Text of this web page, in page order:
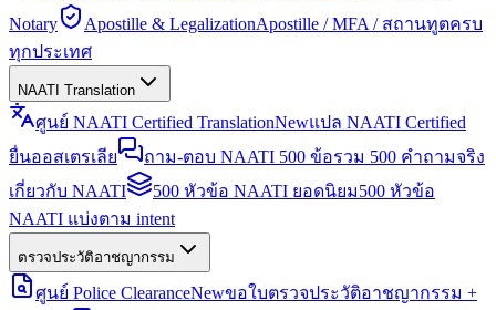
Notary
Apostille & LegalizationApostille / MFA / สถานทูตครบ
ทุกประเทศ
NAATI Translation
ศูนย์ NAATI Certified TranslationNewแปล NAATI Certified
ยื่นออสเตรเลีย
ถาม-ตอบ NAATI 500 ข้อรวม 500 คำถามจริง
เกี่ยวกับ NAATI
500 หัวข้อ NAATI ยอดนิยม500 หัวข้อ
NAATI แบ่งตาม intent
ตรวจประวัติอาชญากรรม
ศูนย์ Police ClearanceNewขอใบตรวจประวัติอาชญากรรม +